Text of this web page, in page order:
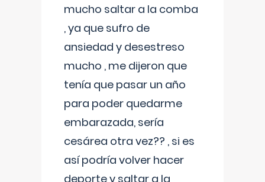
mucho saltar a la comba
, ya que sufro de
ansiedad y desestreso
mucho , me dijeron que
tenía que pasar un año
para poder quedarme
embarazada, sería
cesárea otra vez?? , si es
así podría volver hacer
deporte y saltar a la